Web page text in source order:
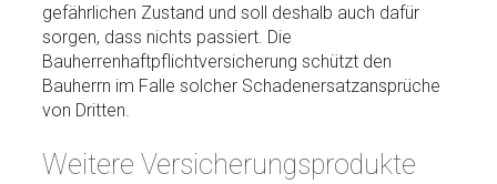
gefährlichen Zustand und soll deshalb auch dafür
sorgen, dass nichts passiert. Die
Bauherrenhaftpflichtversicherung schützt den
Bauherrn im Falle solcher Schadenersatzansprüche
von Dritten.
Weitere Versicherungsprodukte